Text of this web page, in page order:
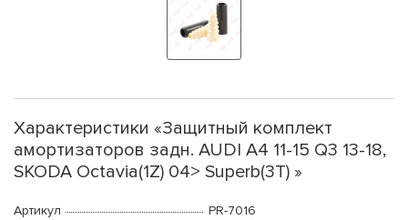
Характеристики «Защитный комплект
амортизаторов задн. AUDI A4 11-15 Q3 13-18,
SKODA Octavia(1Z) 04> Superb(3T) »
Артикул
PR-7016